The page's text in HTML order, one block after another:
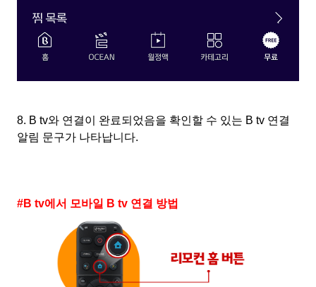
8. B tv와 연결이 완료되었음을 확인할 수 있는 B tv 연결
알림 문구가 나타납니다.
#B tv에서 모바일 B tv 연결 방법